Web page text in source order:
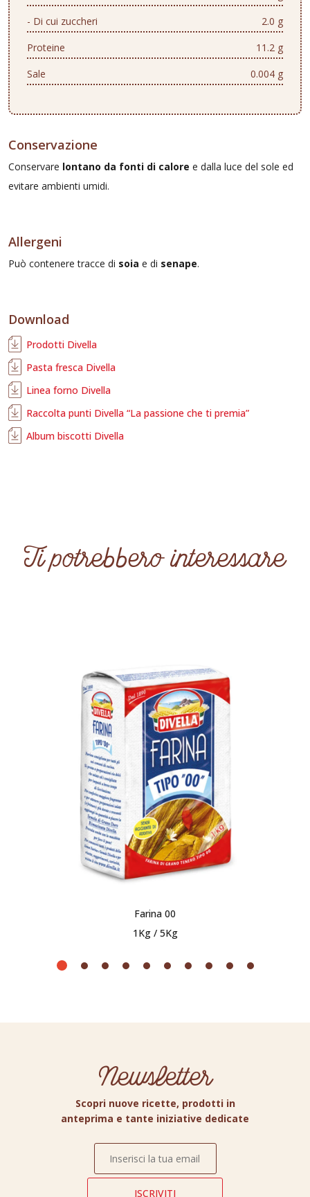
- Di cui zuccheri
2.0 g
Proteine
11.2 g
Sale
0.004 g
Conservazione
Conservare lontano da fonti di calore e dalla luce del sole ed
evitare ambienti umidi.
Allergeni
Può contenere tracce di soia e di senape.
Download
Prodotti Divella
Pasta fresca Divella
Linea forno Divella
Raccolta punti Divella “La passione che ti premia”
Album biscotti Divella
Ti potrebbero interessare
Farina 00
1Kg / 5Kg
Newsletter
Scopri nuove ricette, prodotti in
anteprima e tante iniziative dedicate